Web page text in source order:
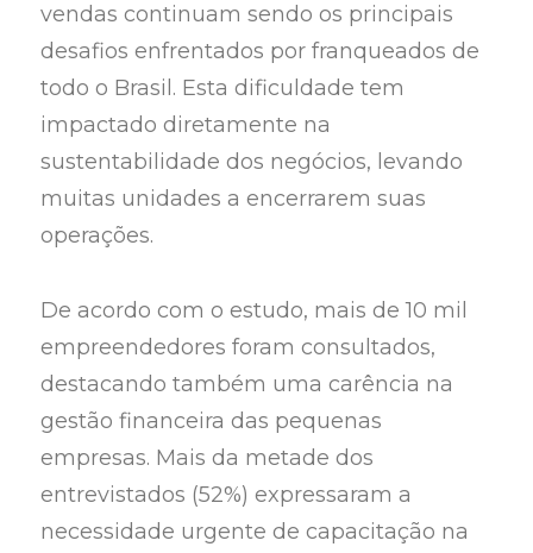
vendas continuam sendo os principais
desafios enfrentados por franqueados de
todo o Brasil. Esta dificuldade tem
impactado diretamente na
sustentabilidade dos negócios, levando
muitas unidades a encerrarem suas
operações.
De acordo com o estudo, mais de 10 mil
empreendedores foram consultados,
destacando também uma carência na
gestão financeira das pequenas
empresas. Mais da metade dos
entrevistados (52%) expressaram a
necessidade urgente de capacitação na